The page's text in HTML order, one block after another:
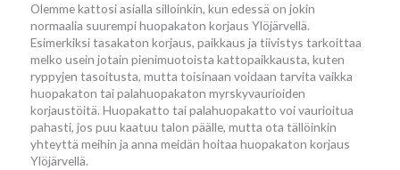
Olemme kattosi asialla silloinkin, kun edessä on jokin
normaalia suurempi huopakaton korjaus Ylöjärvellä.
Esimerkiksi tasakaton korjaus, paikkaus ja tiivistys tarkoittaa
melko usein jotain pienimuotoista kattopaikkausta, kuten
ryppyjen tasoitusta, mutta toisinaan voidaan tarvita vaikka
huopakaton tai palahuopakaton myrskyvaurioiden
korjaustöitä. Huopakatto tai palahuopakatto voi vaurioitua
pahasti, jos puu kaatuu talon päälle, mutta ota tällöinkin
yhteyttä meihin ja anna meidän hoitaa huopakaton korjaus
Ylöjärvellä.